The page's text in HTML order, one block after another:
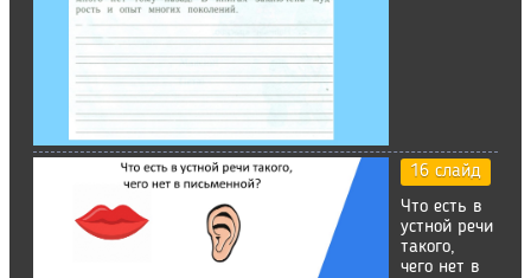
16 слайд
Что есть в
устной речи
такого,
чего нет в